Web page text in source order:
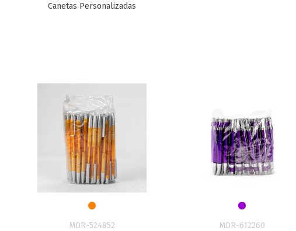
Canetas Personalizadas
MDR-524852
MDR-612260